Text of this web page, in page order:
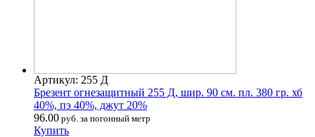
Артикул: 255 Д
Брезент огнезащитный 255 Д, шир. 90 см. пл. 380 гр. хб
40%, пэ 40%, джут 20%
96.00 руб. за погонный метр
Купить